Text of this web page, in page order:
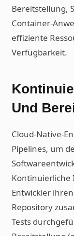
Bereitstellung,
Container-
effiziente
Verfügbarkeit.
Und
Cloud-Native-
Pipelines, um
Kontinuierliche
Entwickler
Repository
Tests